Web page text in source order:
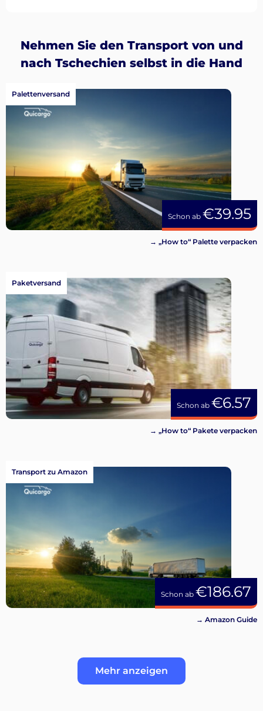
Deutsch
Einloggen
Registrieren
Nehmen Sie den Transport von und
nach Tschechien selbst in die Hand
Schon ab €39.95
Palettenversand
→ „How to“ Palette verpacken
Schon ab €6.57
Paketversand
→ „How to“ Pakete verpacken
Schon ab €186.67
Transport zu Amazon
→ Amazon Guide
Mehr anzeigen